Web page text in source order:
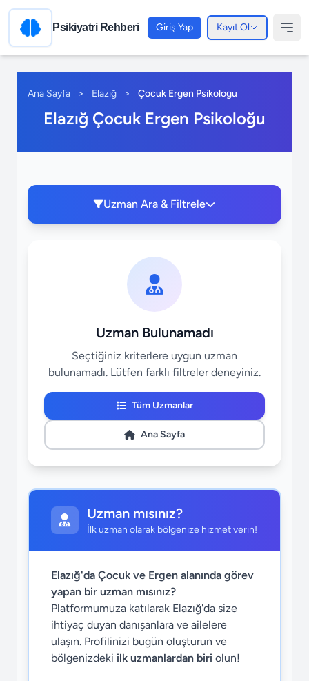
Psikiyatri Rehberi Giriş Yap Kayıt Ol
Ana Sayfa > Elazığ > Çocuk Ergen Psikologu
Elazığ Çocuk Ergen Psikoloğu
Uzman Ara & Filtrele
Uzman Bulunamadı
Seçtiğiniz kriterlere uygun uzman
bulunamadı. Lütfen farklı filtreler deneyiniz.
Tüm Uzmanlar
Ana Sayfa
Uzman mısınız?
İlk uzman olarak bölgenize hizmet verin!
Elazığ'da Çocuk ve Ergen alanında görev
yapan bir uzman mısınız?
Platformumuza katılarak Elazığ'da size
ihtiyaç duyan danışanlara ve ailelere
ulaşın. Profilinizi bugün oluşturun ve
bölgenizdeki ilk uzmanlardan biri olun!